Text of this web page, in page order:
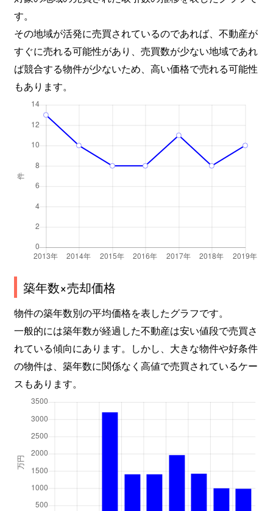
す。
その地域が活発に売買されているのであれば、不動産が
すぐに売れる可能性があり、売買数が少ない地域であれ
ば競合する物件が少ないため、高い価格で売れる可能性
もあります。
築年数×売却価格
物件の築年数別の平均価格を表したグラフです。
一般的には築年数が経過した不動産は安い値段で売買さ
れている傾向にあります。しかし、大きな物件や好条件
の物件は、築年数に関係なく高値で売買されているケー
スもあります。